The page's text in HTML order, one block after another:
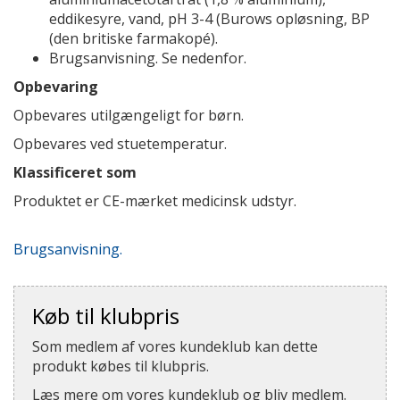
eddikesyre, vand, pH 3-4 (Burows opløsning, BP
(den britiske farmakopé).
Brugsanvisning. Se nedenfor.
Opbevaring
Opbevares utilgængeligt for børn.
Opbevares ved stuetemperatur.
Klassificeret som
Produktet er CE-mærket medicinsk udstyr.
Brugsanvisning.
Køb til klubpris
Som medlem af vores kundeklub kan dette
produkt købes til klubpris.
Læs mere om vores kundeklub og bliv medlem.